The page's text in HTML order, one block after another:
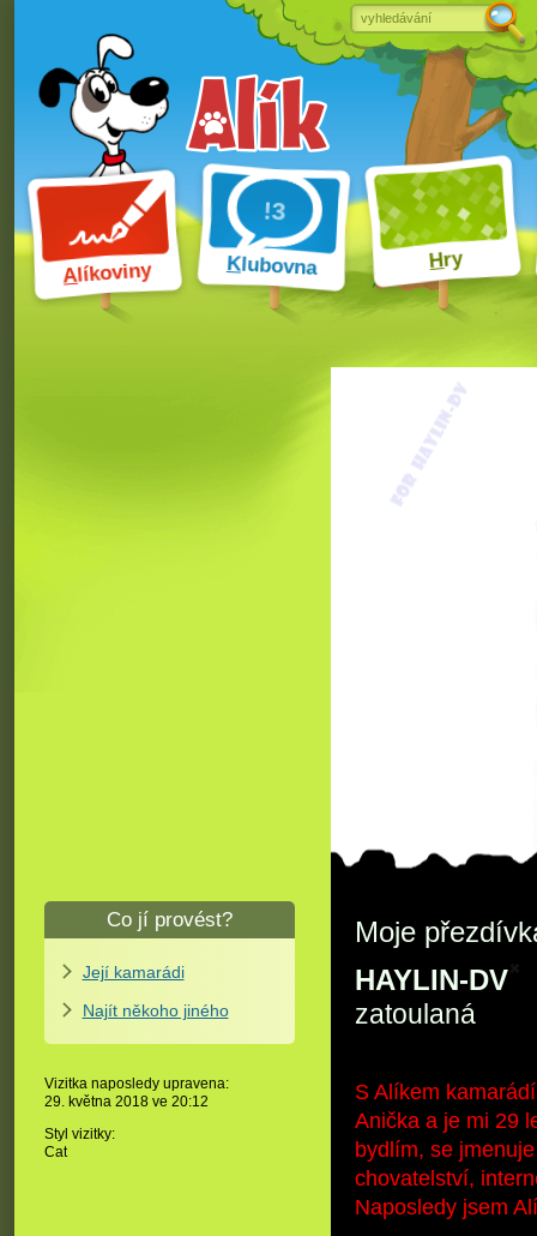
Alíkoviny Klubovna Hry
Moje
HAYLIN-DV
zatoulaná
S Alíkem
Anička a je mi 29
bydlím, se
chovatelství,
Naposledy jsem
Co jí provést?
Její kamarádi
Najít někoho jiného
Vizitka naposledy upravena:
29. května 2018 ve 20:12
Styl vizitky:
Cat